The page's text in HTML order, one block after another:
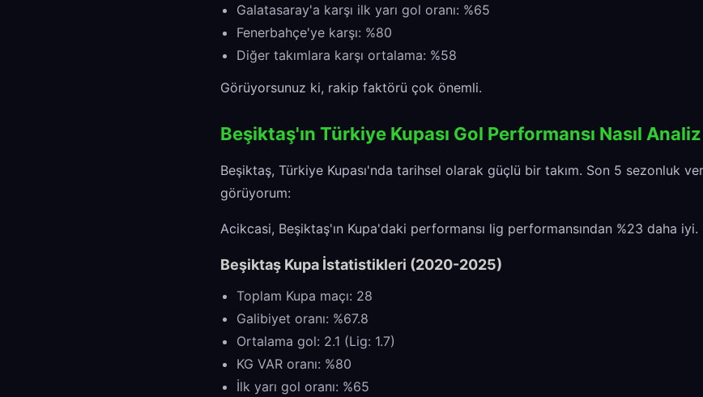
Galatasaray'a karşı ilk yarı gol oranı: %65
Fenerbahçe'ye karşı: %80
Diğer takımlara karşı ortalama: %58
Görüyorsunuz ki, rakip faktörü çok önemli.
Beşiktaş'ın Türkiye Kupası Gol Performansı Nasıl
Beşiktaş, Türkiye Kupası'nda tarihsel olarak güçlü bir takım. Son 5 sezonluk
görüyorum:
Acikcasi, Beşiktaş'ın Kupa'daki performansı lig performansından %23 daha
Beşiktaş Kupa İstatistikleri (2020-2025)
Toplam Kupa maçı: 28
Galibiyet oranı: %67.8
Ortalama gol: 2.1 (Lig: 1.7)
KG VAR oranı: %80
İlk yarı gol oranı: %65